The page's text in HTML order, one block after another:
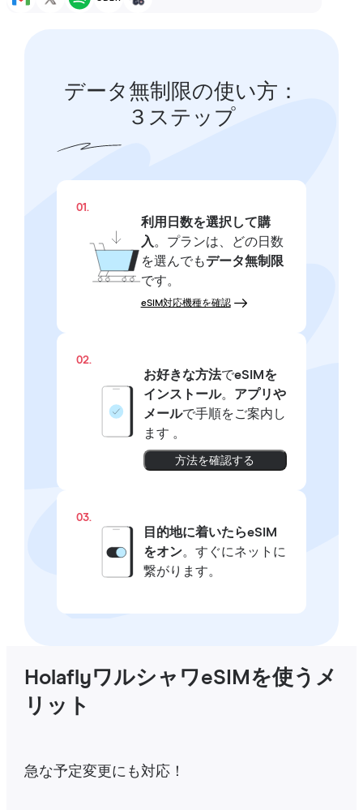
データ無制限の使い方：
３ステップ
01.
利用日数を選択して購
入 。プランは、どの日数
を選んでもデータ無制限
です。
eSIM対応機種を確認
02.
お好きな方法でeSIMを
インストール。 アプリや
メールで手順をご案内し
ます 。
方法を確認する
03.
目的地に着いたらeSIM
をオン。すぐにネットに
繋がります。
HolaflyワルシャワeSIMを使うメ
リット
急な予定変更にも対応！